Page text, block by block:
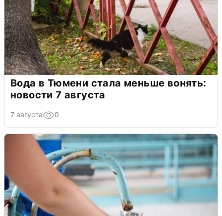
Вода в Тюмени стала меньше вонять:
новости 7 августа
7 августа 0